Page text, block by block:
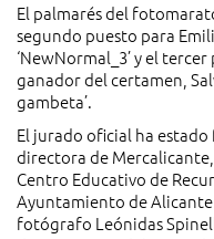
El palmarés del
segundo puesto para
‘NewNormal_3’ y el
ganador del certamen,
gambeta’.
El jurado oficial ha
directora de
Centro Educativo de
Ayuntamiento de Alicante
fotógrafo Leónidas